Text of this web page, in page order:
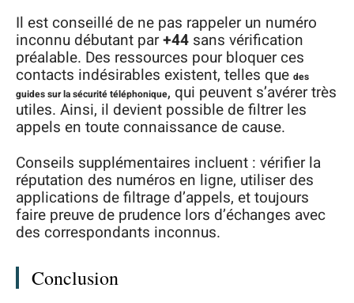
Il est conseillé de ne pas rappeler un numéro
inconnu débutant par+44 sans vérification
préalable. Des ressources pour bloquer ces
contacts indésirables existent, telles que des
guides sur la sécurité téléphonique, qui peuvent s’avérer très
utiles. Ainsi, il devient possible de filtrer les
appels en toute connaissance de cause.
Conseils supplémentaires incluent : vérifier la
réputation des numéros en ligne, utiliser des
applications de filtrage d’appels, et toujours
faire preuve de prudence lors d’échanges avec
des correspondants inconnus.
Conclusion